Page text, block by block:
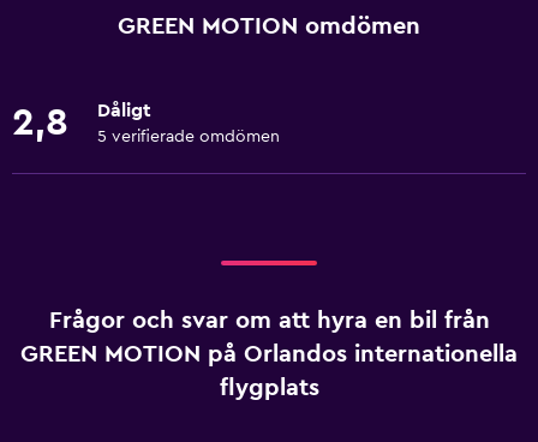
GREEN MOTION omdömen
2,8 Dåligt
5 verifierade omdömen
Frågor och svar om att hyra en bil från
GREEN MOTION på Orlandos internationella
flygplats